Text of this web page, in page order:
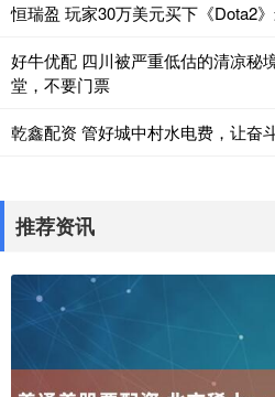
恒瑞盈 玩家30万美元买下《Dota2
好牛优配 四川被严重低估的清凉
堂，不要门票
乾鑫配资 管好城中村水电费，让奋
推荐资讯